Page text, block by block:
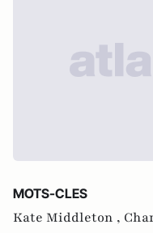
MOTS-CLES
Kate Middleton ,